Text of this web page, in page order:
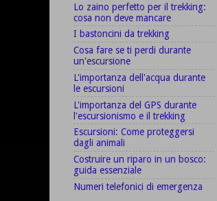
Lo zaino perfetto per il trekking:
cosa non deve mancare
I bastoncini da trekking
Cosa fare se ti perdi durante
un'escursione
L'importanza dell'acqua durante
le escursioni
L'importanza del GPS durante
l'escursionismo e il trekking
Escursioni: Come proteggersi
dagli animali
Costruire un riparo in un bosco:
guida essenziale
Numeri telefonici di emergenza